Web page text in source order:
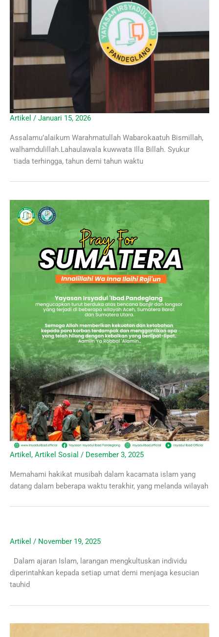
Artikel / Januari 15, 2026
Assalamu’alaikum Warahmatullah Wabarokaatuh Bismillah,
walhamdulillah.Lahaulawala kuwwata Illa Billah. Syukur
tiada terhingga, tahun demi tahun waktu
Artikel , Artikel Sosial / Desember 3, 2025
Memahami hakikat musibah dalam kacamata islam yang
datang dalam beberapa waktu terakhir, yang melanda wilayah
Artikel / November 19, 2025
Dalam ajaran Islam, larangan mengkultuskan individu
diperintahkan kepada setiap umat demi menjaga kesucian
tauhid